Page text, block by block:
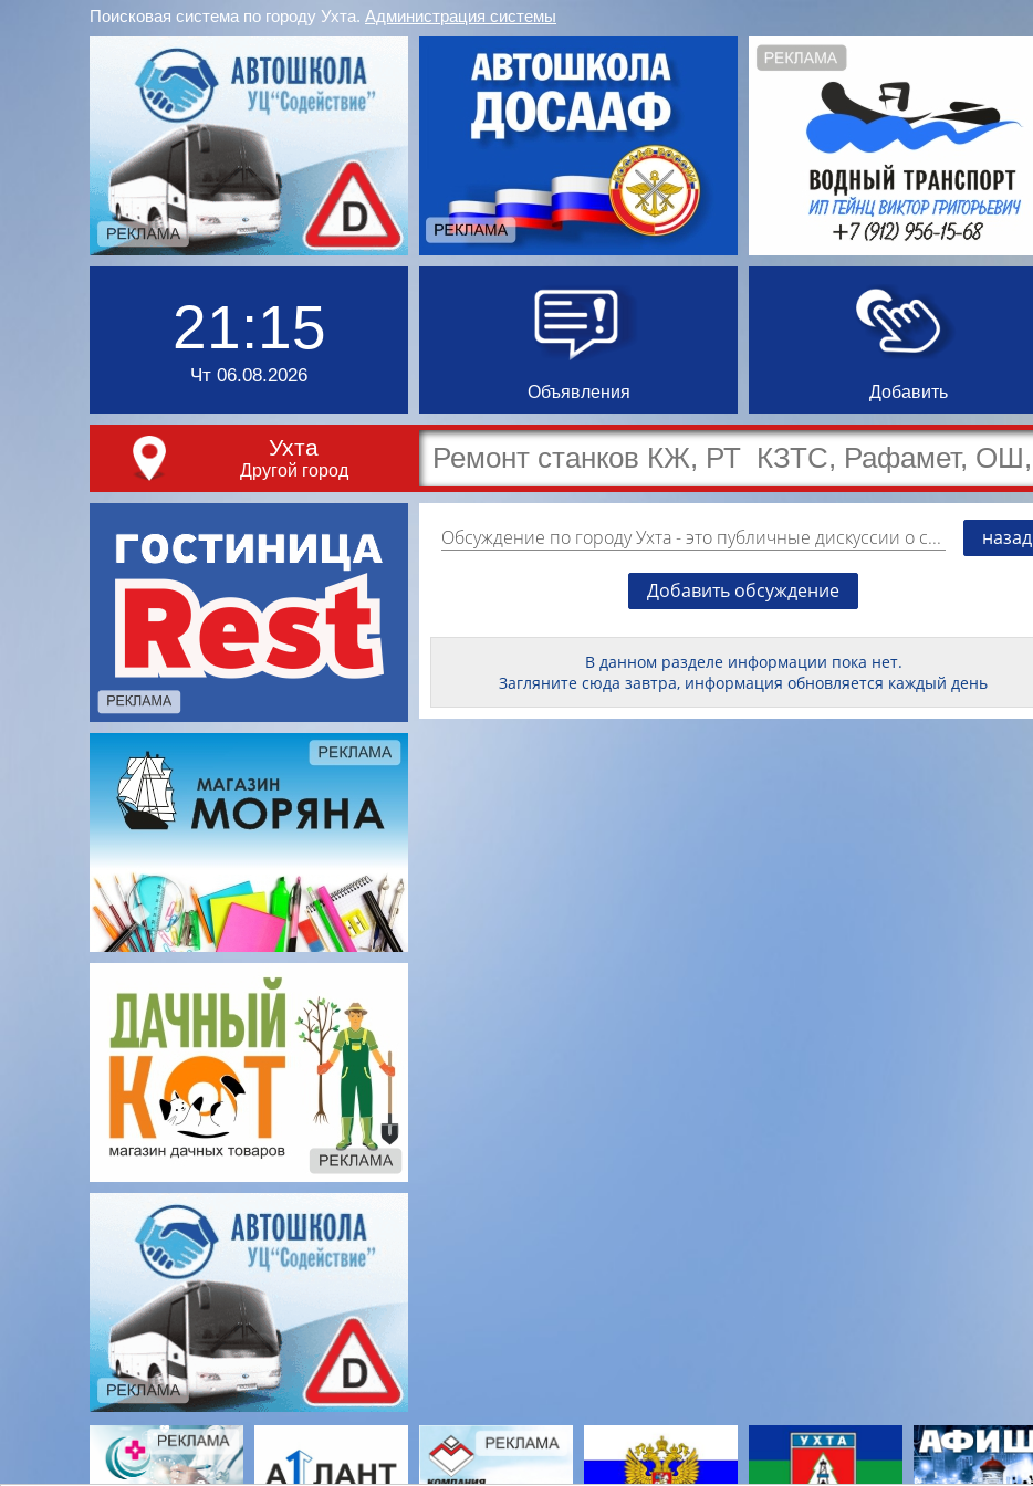
Поисковая система по городу Ухта. Администрация системы
21:15
Чт 06.08.2026
Объявления Добавить
Ухта
Другой город
Обсуждение по городу Ухта- это публичные дискуссии о событиях, мероприятиях и торгово-коммерческой деятельности города, с возможностью выразить свое отношение к происходящему, найти единомышленников и тем самым повлиять на ситуацию. назад
Добавить обсуждение
В данном разделе информации пока нет.
Загляните сюда завтра, информация обновляется каждый день